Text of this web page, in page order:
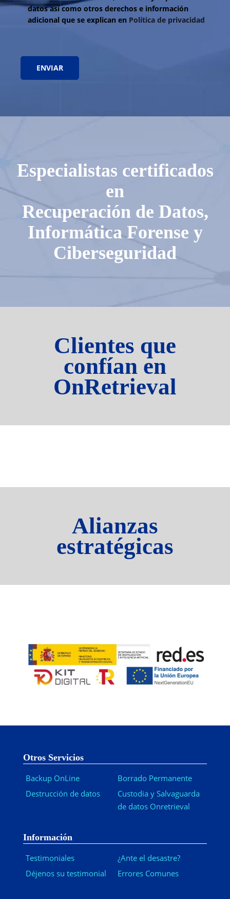
datos así como otros derechos e información
adicional que se explican en Política de privacidad
Especialistas certificados
en
Recuperación de Datos,
Informática Forense y
Ciberseguridad
Clientes que
confían en
OnRetrieval
Alianzas
estratégicas
Otros Servicios
Backup OnLine
Destrucción de datos
Borrado Permanente
Custodia y Salvaguarda
de datos Onretrieval
Información
Testimoniales
Déjenos su testimonial
¿Ante el desastre?
Errores Comunes